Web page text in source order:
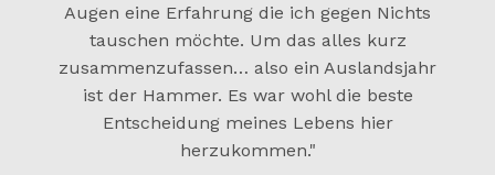
Augen eine Erfahrung die ich gegen Nichts
tauschen möchte. Um das alles kurz
zusammenzufassen… also ein Auslandsjahr
ist der Hammer. Es war wohl die beste
Entscheidung meines Lebens hier
herzukommen."